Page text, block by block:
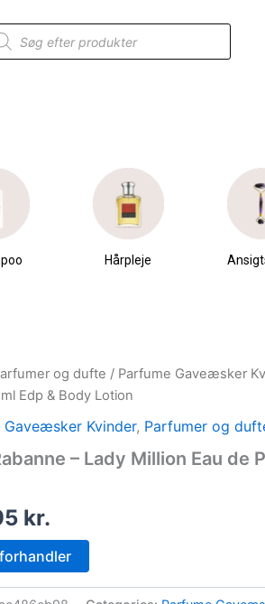
Hårpleje
og dufte / Parfume Gaveæsker
Edp & Body Lotion
Gaveæsker Kvinder, Parfumer og
– Lady Million Eau
kr.